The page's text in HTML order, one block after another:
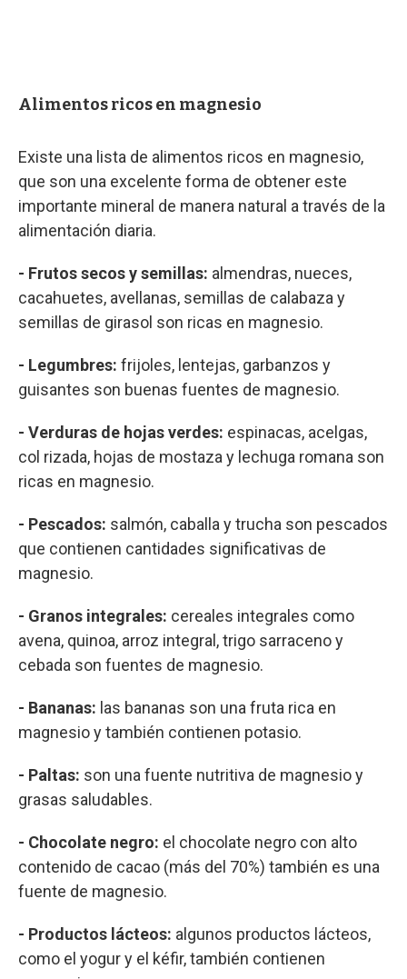
Alimentos ricos en magnesio
Existe una lista de alimentos ricos en magnesio,
que son una excelente forma de obtener este
importante mineral de manera natural a través de la
alimentación diaria.
- Frutos secos y semillas: almendras, nueces,
cacahuetes, avellanas, semillas de calabaza y
semillas de girasol son ricas en magnesio.
- Legumbres: frijoles, lentejas, garbanzos y
guisantes son buenas fuentes de magnesio.
- Verduras de hojas verdes: espinacas, acelgas,
col rizada, hojas de mostaza y lechuga romana son
ricas en magnesio.
- Pescados: salmón, caballa y trucha son pescados
que contienen cantidades significativas de
magnesio.
- Granos integrales: cereales integrales como
avena, quinoa, arroz integral, trigo sarraceno y
cebada son fuentes de magnesio.
- Bananas: las bananas son una fruta rica en
magnesio y también contienen potasio.
- Paltas: son una fuente nutritiva de magnesio y
grasas saludables.
- Chocolate negro: el chocolate negro con alto
contenido de cacao (más del 70%) también es una
fuente de magnesio.
- Productos lácteos: algunos productos lácteos,
como el yogur y el kéfir, también contienen